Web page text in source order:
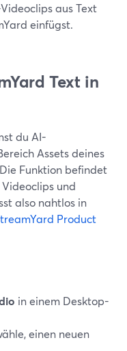
aus Text
einfügst.
Text in
du AI-
Assets deines
Funktion befindet
und
also nahtlos in
Product
in einem Desktop-
einen neuen